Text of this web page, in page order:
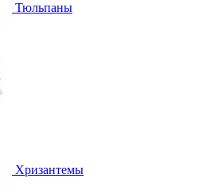
Тюльпаны
Хризантемы